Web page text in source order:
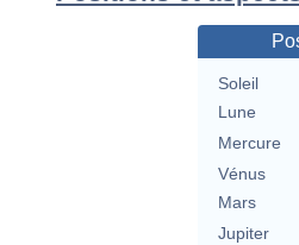
Soleil
Lune
Mercure
Vénus
Mars
Jupiter